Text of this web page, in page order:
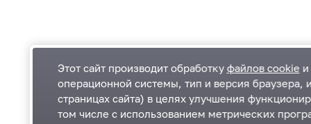
Одинцовский городской округ Московской
области
Этот сайт производит обработку файлов cookie
операционной системы, тип и версия браузера,
страницах сайта) в целях улучшения
том числе с использованием метрических